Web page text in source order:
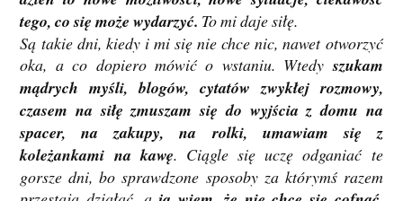
tego, co się może wydarzyć. To mi daje siłę.
Są takie dni, kiedy i mi się nie chce nic, nawet otworzyć
oka, a co dopiero mówić o wstaniu. Wtedyszukam
mądrych myśli, blogów, cytatów zwykłej rozmowy,
czasem na siłę zmuszam się do wyjścia z domu na
spacer, na zakupy, na rolki, umawiam się z
koleżankami na kawę. Ciągle się uczę odganiać te
gorsze dni, bo sprawdzone sposoby za którymś razem